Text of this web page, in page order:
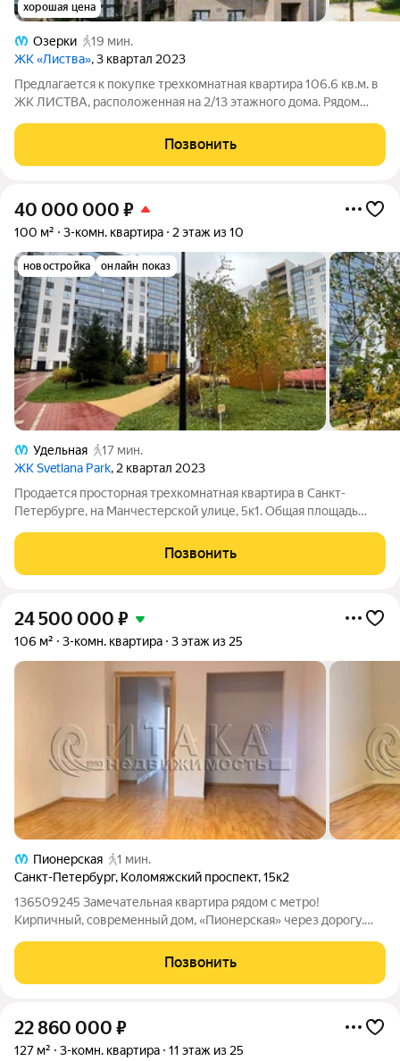
хорошая цена
Озерки
19 мин.
ЖК «Листва», 3 квартал 2023
Предлагается к покупке трехкомнатная квартира 106.6 кв.м. в
ЖК ЛИСТВА, расположенная на 2/13 этажного дома. Рядом
Позвонить
40 000 000 ₽
100 м² 3-комн. квартира 2 этаж из 10
новостройка онлайн показ
Удельная
17 мин.
ЖК Svetlana Park, 2 квартал 2023
Продается просторная трехкомнатная квартира в Санкт-
Петербурге, на Манчестерской улице, 5к1. Общая площадь
27 кв.м. Квартира расположена на 2 этаже десятиэтажного
монолитно-кирпичного
Позвонить
24 500 000 ₽
106 м² 3-комн. квартира 3 этаж из 25
Пионерская
1 мин.
Санкт-Петербург, Коломяжский проспект,15к2
136509245 Замечательная квартира рядом с метро!
Кирпичный, современный дом, «Пионерская» через дорогу.
возможность не пользоваться лифтом! Высокие потолки, окна
Позвонить
22 860 000 ₽
127 м² 3-комн. квартира 11 этаж из 25